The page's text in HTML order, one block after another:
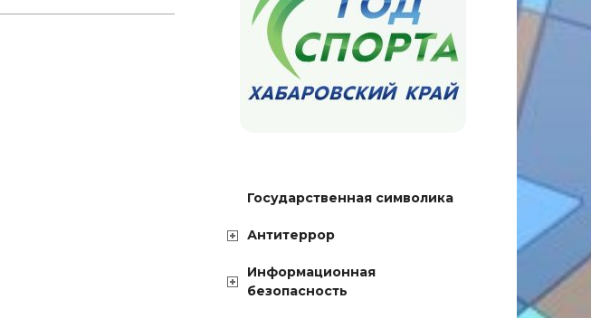
Государственная символика
Антитеррор
Информационная
безопасность